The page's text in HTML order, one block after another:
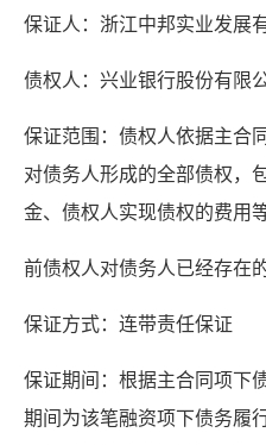
保证人：浙江中邦实业发展
债权人：兴业银行股份有限
保证范围：债权人依据主合
对债务人形成的全部债权，
金、债权人实现债权的费用
前债权人对债务人已经存在
保证方式：连带责任保证
保证期间：根据主合同项下
期间为该笔融资项下债务履